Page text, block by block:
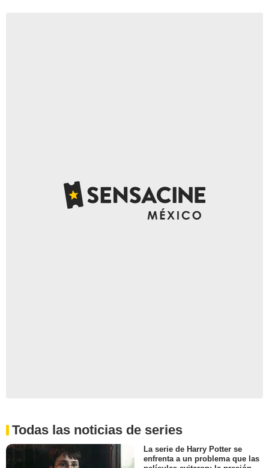
Todas las noticias de series
La serie de Harry Potter se
enfrenta a un problema que las